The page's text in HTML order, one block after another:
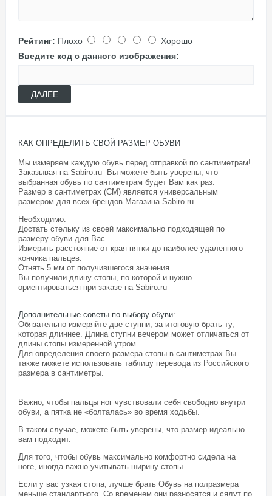
Рейтинг: Плохо
Хорошо
Введите код с данного изображения:
ДАЛЕЕ
КАК ОПРЕДЕЛИТЬ СВОЙ РАЗМЕР ОБУВИ
Мы измеряем каждую обувь перед отправкой по сантиметрам!
Заказывая на Sabiro.ru Вы можете быть уверены, что
выбранная обувь по сантиметрам будет Вам как раз.
Размер в сантиметрах (СМ) является универсальным
размером для всех брендов Магазина Sabiro.ru
Необходимо:
Достать стельку из своей максимально подходящей по
размеру обуви для Вас.
Измерить расстояние от края пятки до наиболее удаленного
кончика пальцев.
Отнять 5 мм от получившегося значения.
Вы получили длину стопы, по которой и нужно
ориентироваться при заказе на Sabiro.ru
Дополнительные советы по выбору обуви:
Обязательно измеряйте две ступни, за итоговую брать ту,
которая длиннее. Длина ступни вечером может отличаться от
длины стопы измеренной утром.
Для определения своего размера стопы в сантиметрах Вы
также можете использовать таблицу перевода из Российского
размера в сантиметры.
Важно, чтобы пальцы ног чувствовали себя свободно внутри
обуви, а пятка не «болталась» во время ходьбы.
В таком случае, можете быть уверены, что размер идеально
вам подходит.
Для того, чтобы обувь максимально комфортно сидела на
ноге, иногда важно учитывать ширину стопы.
Если у вас узкая стопа, лучше брать Обувь на полразмера
меньше стандартного. Со временем они разносятся и сядут по